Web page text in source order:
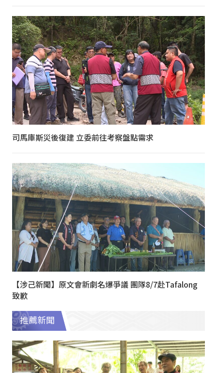
司馬庫斯災後復建 立委前往考察盤點需求
【涉己新聞】原文會新劇名爆爭議 團隊8/7赴Tafalong
致歉
推薦新聞